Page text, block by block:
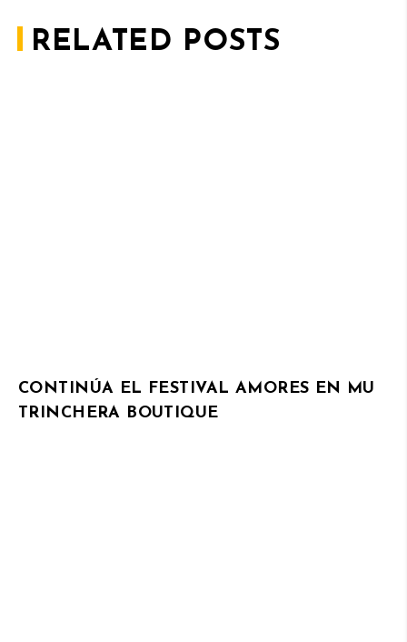
RELATED POSTS
CONTINÚA EL FESTIVAL AMORES EN MU
TRINCHERA BOUTIQUE